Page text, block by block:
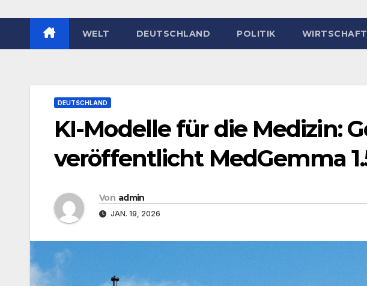
WELT DEUTSCHLAND POLITIK WIRTSCHAFT
DEUTSCHLAND
KI-Modelle für die Medizin:
veröffentlicht MedGemma
Von admin
JAN. 19, 2026